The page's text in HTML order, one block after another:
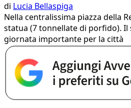
di Lucia Bellaspiga
Nella centralissima piazza della
statua (7 tonnellate di porfido). Il
giornata importante per la città